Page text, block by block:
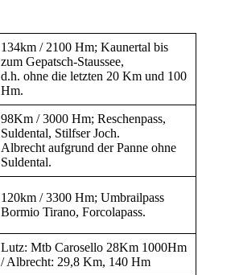
134km / 2100 Hm; Kaunertal bis
zum Gepatsch-Staussee,
d.h. ohne die letzten 20 Km und 100
Hm.
98Km / 3000 Hm; Reschenpass,
Suldental, Stilfser Joch.
Albrecht aufgrund der Panne ohne
Suldental.
120km / 3300 Hm; Umbrailpass
Bormio Tirano, Forcolapass.
Lutz: Mtb Carosello 28Km 1000Hm
/ Albrecht: 29,8 Km, 140 Hm